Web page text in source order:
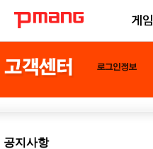
게임
공지사항